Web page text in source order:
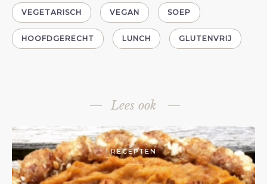
VEGETARISCH VEGAN SOEP
HOOFDGERECHT LUNCH GLUTENVRIJ
Lees ook
RECEPTEN